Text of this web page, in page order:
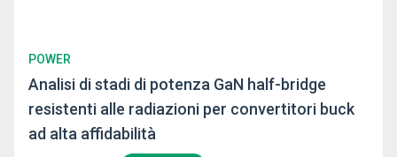
POWER
Analisi di stadi di potenza GaN half-bridge
resistenti alle radiazioni per convertitori buck
ad alta affidabilità